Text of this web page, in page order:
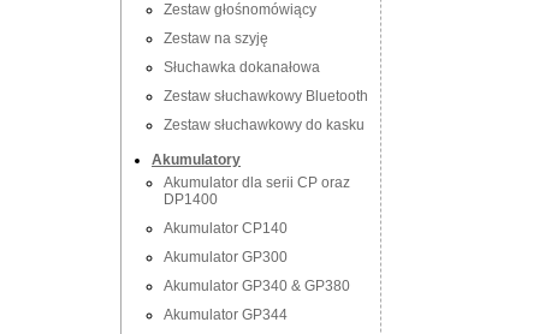
Zestaw głośnomówiący
Zestaw na szyję
Słuchawka dokanałowa
Zestaw słuchawkowy Bluetooth
Zestaw słuchawkowy do kasku
Akumulatory
Akumulator dla serii CP oraz
DP1400
Akumulator CP140
Akumulator GP300
Akumulator GP340 & GP380
Akumulator GP344